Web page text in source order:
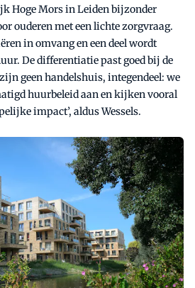
Hoge Mors in Leiden bijzonder
ouderen met een lichte zorgvraag.
in omvang en een deel wordt
De differentiatie past goed bij de
geen handelshuis, integendeel: we
huurbeleid aan en kijken vooral
impact’, aldus Wessels.